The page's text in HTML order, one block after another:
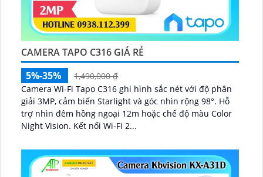
CAMERA TAPO C316 GIÁ RẺ
5%-35%
1,490,000 ₫
Camera Wi-Fi Tapo C316 ghi hình sắc nét với độ phân
giải 3MP, cảm biến Starlight và góc nhìn rộng 98°. Hỗ
trợ nhìn đêm hồng ngoại 12m hoặc chế độ màu Color
Night Vision. Kết nối Wi-Fi 2...